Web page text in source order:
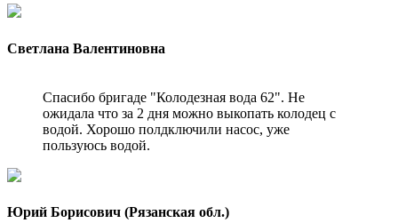
Светлана Валентиновна
Спасибо бригаде "Колодезная вода 62". Не
ожидала что за 2 дня можно выкопать колодец с
водой. Хорошо полдключили насос, уже
пользуюсь водой.
Юрий Борисович (Рязанская обл.)